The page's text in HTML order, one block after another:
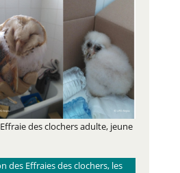
des clochers adulte, jeune
des Effraies des clochers, les